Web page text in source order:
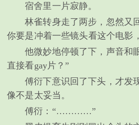
宿舍里一片寂静。
林雀转身走了两步，忽然又
你要是冲着一些镜头看这个电
他微妙地停顿了下，声音和
直接看gay片？”
傅衍下意识回了下头，才发
像不是太妥当。
傅衍：“…………”